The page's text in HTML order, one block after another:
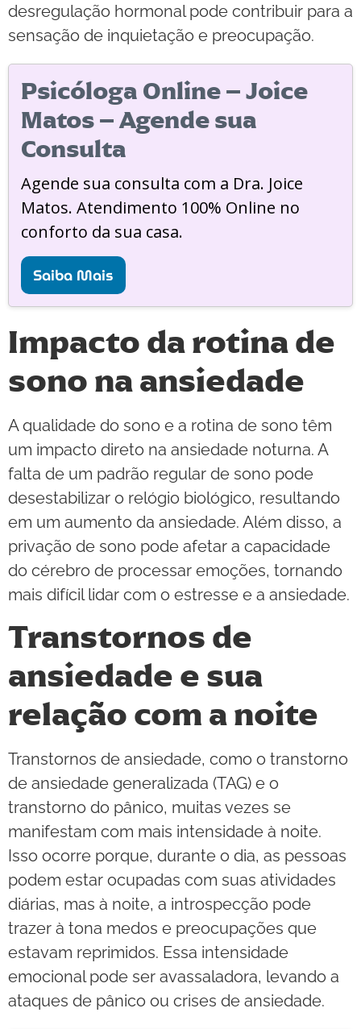
desregulação hormonal pode contribuir para a
sensação de inquietação e preocupação.
Psicóloga Online – Joice
Matos – Agende sua
Consulta
Agende sua consulta com a Dra. Joice
Matos. Atendimento 100% Online no
conforto da sua casa.
Saiba Mais
Impacto da rotina de
sono na ansiedade
A qualidade do sono e a rotina de sono têm
um impacto direto na ansiedade noturna. A
falta de um padrão regular de sono pode
desestabilizar o relógio biológico, resultando
em um aumento da ansiedade. Além disso, a
privação de sono pode afetar a capacidade
do cérebro de processar emoções, tornando
mais difícil lidar com o estresse e a ansiedade.
Transtornos de
ansiedade e sua
relação com a noite
Transtornos de ansiedade, como o transtorno
de ansiedade generalizada (TAG) e o
transtorno do pânico, muitas vezes se
manifestam com mais intensidade à noite.
Isso ocorre porque, durante o dia, as pessoas
podem estar ocupadas com suas atividades
diárias, mas à noite, a introspecção pode
trazer à tona medos e preocupações que
estavam reprimidos. Essa intensidade
emocional pode ser avassaladora, levando a
ataques de pânico ou crises de ansiedade.